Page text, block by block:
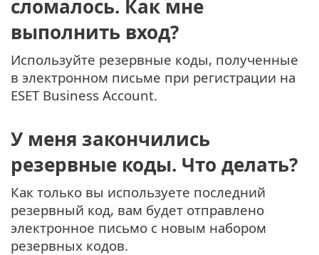
сломалось. Как мне
выполнить вход?
Используйте резервные коды, полученные
в электронном письме при регистрации на
ESET Business Account.
У меня закончились
резервные коды. Что делать?
Как только вы используете последний
резервный код, вам будет отправлено
электронное письмо с новым набором
резервных кодов.